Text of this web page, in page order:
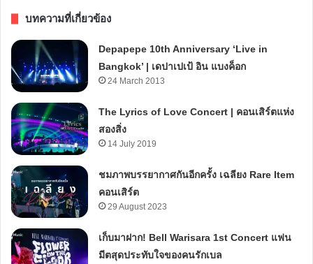
บทความที่เกี่ยวข้อง
Depapepe 10th Anniversary ‘Live in
Bangkok’ | เดปาเปเป้ อิน แบงค็อก
24 March 2013
The Lyrics of Love Concert | คอนเสิร์ตแห่ง
สองสิ่ง
14 July 2019
ชมภาพบรรยากาศกันอีกครั้ง เฉลียง Rare Item
คอนเสิร์ต
29 August 2023
เก็บมาฝาก! Bell Warisara 1st Concert แฟน
มีตสุดประทับใจของคนรักเบล